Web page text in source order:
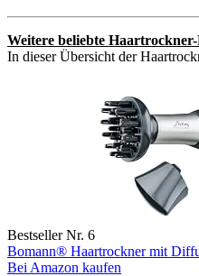
Weitere beliebte
In dieser Übersicht der
Bestseller Nr. 6
Bomann® Haartrockner mit
Bei Amazon kaufen